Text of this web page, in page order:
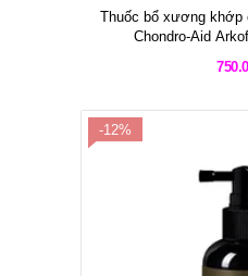
Thuốc bổ xương khớp
Chondro-Aid
-12%